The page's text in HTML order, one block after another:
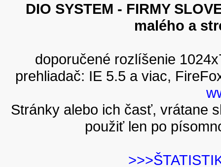
DIO SYSTEM - FIRMY
malého a
doporučené rozlíšenie
prehliadač: IE 5.5 a viac,
Stránky alebo ich časť, vrátane
použiť len po